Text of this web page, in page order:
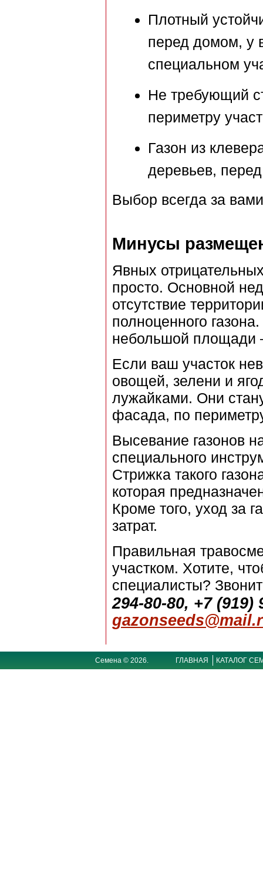
Плотный
перед домом, у
специальном
Не требующий
периметру
Газон из
деревьев,
Выбор всегда за
Минусы
Явных
просто. Основной
отсутствие
полноценного
небольшой площади
Если ваш участок
овощей, зелени и
лужайками. Они
фасада, по
Высевание газонов
специального
Стрижка такого
которая
Кроме того, уход за
затрат.
Правильная
участком. Хотите,
специалисты?
294-80-80, +7 (919)
Семена © 2026. ГЛАВНАЯ КАТАЛОГ